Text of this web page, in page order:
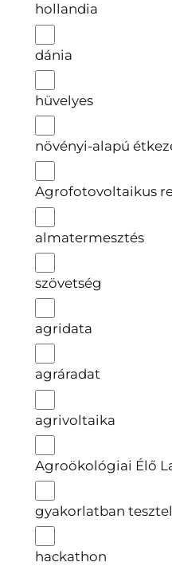
hollandia
dánia
hüvelyes
növényi-alapú
Agrofotovoltaikus
almatermesztés
szövetség
agridata
agráradat
agrivoltaika
Agroökológiai Élő
gyakorlatban
hackathon